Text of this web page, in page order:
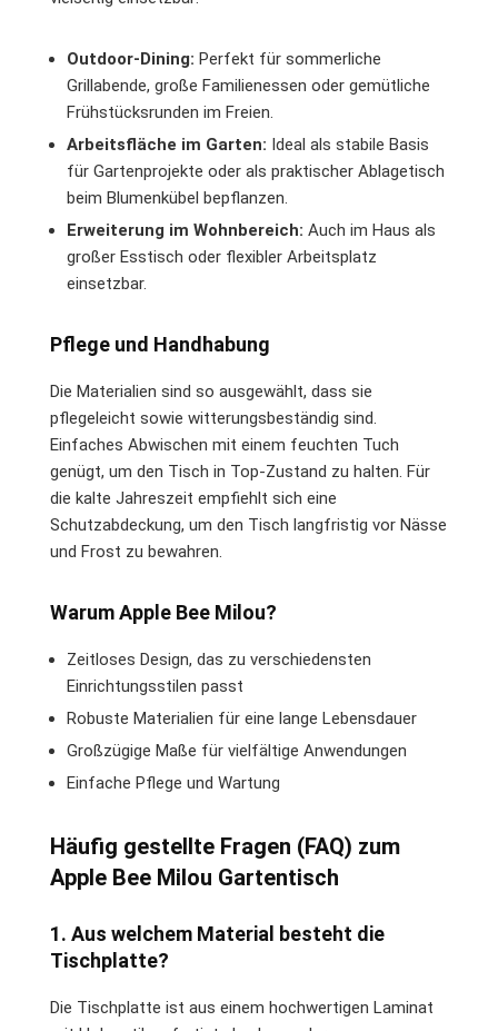
Outdoor-Dining: Perfekt für sommerliche
Grillabende, große Familienessen oder gemütliche
Frühstücksrunden im Freien.
Arbeitsfläche im Garten: Ideal als stabile Basis
für Gartenprojekte oder als praktischer Ablagetisch
beim Blumenkübel bepflanzen.
Erweiterung im Wohnbereich: Auch im Haus als
großer Esstisch oder flexibler Arbeitsplatz
einsetzbar.
Pflege und Handhabung
Die Materialien sind so ausgewählt, dass sie
pflegeleicht sowie witterungsbeständig sind.
Einfaches Abwischen mit einem feuchten Tuch
genügt, um den Tisch in Top-Zustand zu halten. Für
die kalte Jahreszeit empfiehlt sich eine
Schutzabdeckung, um den Tisch langfristig vor Nässe
und Frost zu bewahren.
Warum Apple Bee Milou?
Zeitloses Design, das zu verschiedensten
Einrichtungsstilen passt
Robuste Materialien für eine lange Lebensdauer
Großzügige Maße für vielfältige Anwendungen
Einfache Pflege und Wartung
Häufig gestellte Fragen (FAQ) zum
Apple Bee Milou Gartentisch
1. Aus welchem Material besteht die
Tischplatte?
Die Tischplatte ist aus einem hochwertigen Laminat